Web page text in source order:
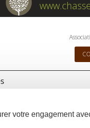
votre engagement